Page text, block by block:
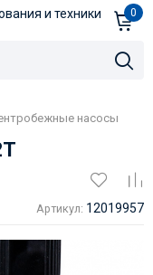
0
насосы
Артикул: 12019957